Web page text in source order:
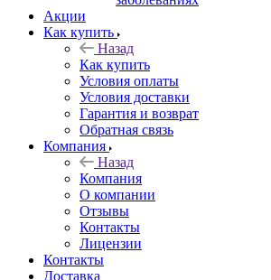
Акции
Как купить
Назад
Как купить
Условия оплаты
Условия доставки
Гарантия и возврат
Обратная связь
Компания
Назад
Компания
О компании
Отзывы
Контакты
Лицензии
Контакты
Доставка